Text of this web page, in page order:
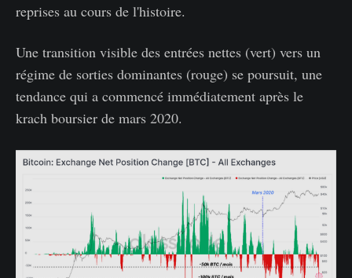
reprises au cours de l'histoire.
Une transition visible des entrées nettes (vert) vers un
régime de sorties dominantes (rouge) se poursuit, une
tendance qui a commencé immédiatement après le
krach boursier de mars 2020.